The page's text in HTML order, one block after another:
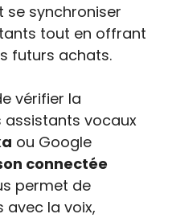
se synchroniser
tout en offrant
futurs achats.
vérifier la
vocaux
ou Google
connectée
permet de
avec la voix,